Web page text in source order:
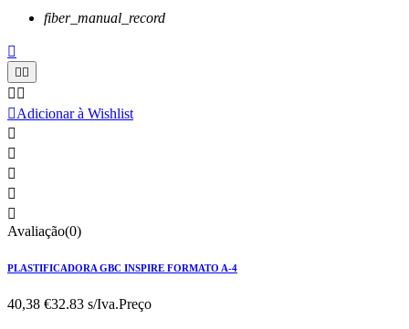
fiber_manual_record

 
 
Adicionar à Wishlist





Avaliação(0)
PLASTIFICADORA GBC INSPIRE FORMATO A-4
40,38 €32.83 s/Iva.Preço